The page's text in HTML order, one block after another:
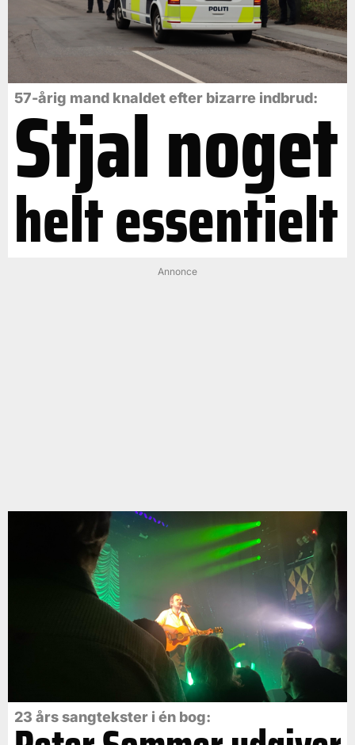
57-årig mand knaldet efter bizarre indbrud:
Stjal noget
helt essentielt
Annonce
23 års sangtekster i én bog: